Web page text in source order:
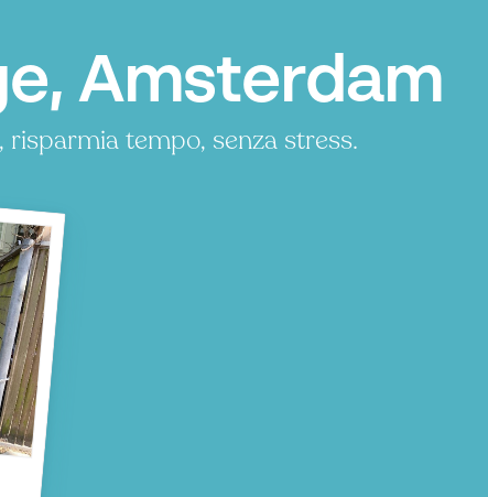
Amsterdam
tempo, senza stress.